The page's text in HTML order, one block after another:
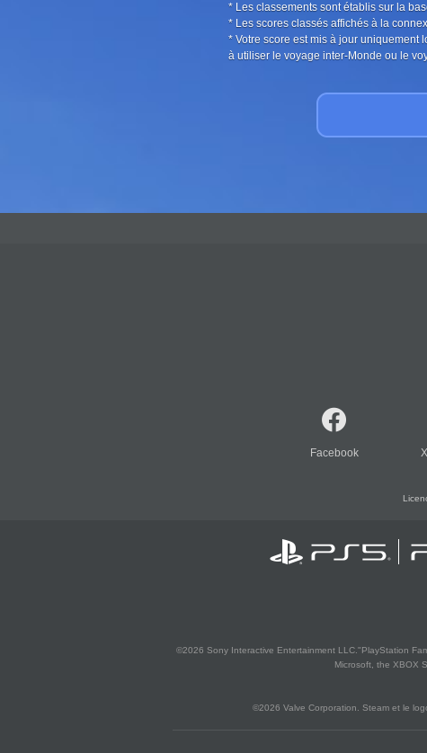
* Les classements sont établis sur la
* Les scores classés affichés à la
* Votre score est mis à jour uniquement
à utiliser le voyage inter-Monde ou le
Facebook X
©2026 Sony Interactive Entertainment LLC."PlayStation
Microsoft, the XBOX
©2026 Valve Corporation. Steam et le